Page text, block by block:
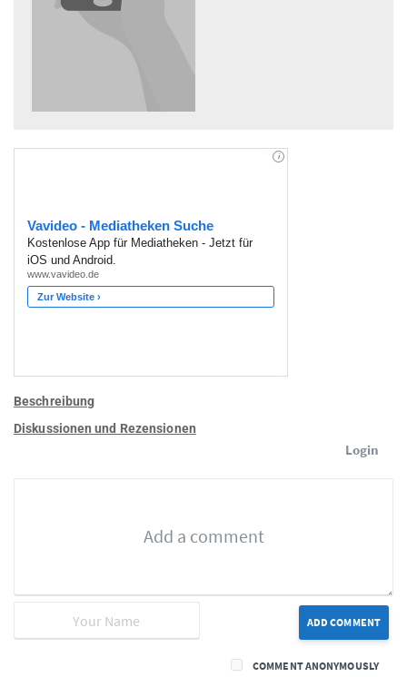
Beschreibung
Diskussionen und Rezensionen
Login
ADD COMMENT
COMMENT ANONYMOUSLY